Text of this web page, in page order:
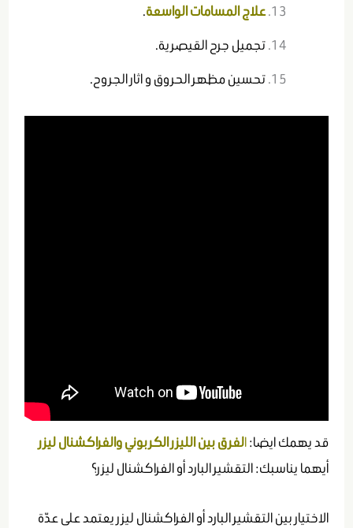
علاج المسامات الواسعة.
تجميل جرح القيصرية.
تحسين مظهر الحروق و اثار الجروح.
قد يهمك ايضا:الفرق بين الليزر الكربوني والفراكشنال ليزر
أيهما يناسبك: التقشير البارد أو الفراكشنال ليزر؟
الاختيار بين التقشير البارد أو الفراكشنال ليزر يعتمد على عدّة